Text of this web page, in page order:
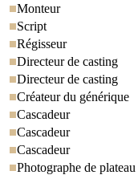
Monteur
Script
Régisseur
Directeur de casting
Directeur de casting
Créateur du générique
Cascadeur
Cascadeur
Cascadeur
Photographe de plateau